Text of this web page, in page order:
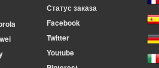
Статус заказа
Facebook
Twitter
Youtube